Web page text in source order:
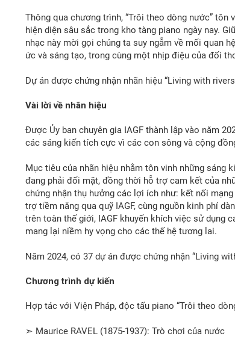
Thông qua chương trình, “Trôi theo dòng nước”
hiện diện sâu sắc trong kho tàng piano ngày nay.
nhạc này mời gọi chúng ta suy ngẫm về mối quan
ức và sáng tạo, trong cùng một nhịp điệu của đối
Dự án được chứng nhận nhãn hiệu “Living with
Vài lời về nhãn hiệu
Được Ủy ban chuyên gia IAGF thành lập vào năm
các sáng kiến tích cực vì các con sông và cộng
Mục tiêu của nhãn hiệu nhằm tôn vinh những
đang phải đối mặt, đồng thời hỗ trợ cam kết của
chứng nhận thụ hưởng các lợi ích như: kết nối
trợ tiềm năng qua quỹ IAGF, cùng nguồn kinh phí
trên toàn thế giới, IAGF khuyến khích việc sử dụng
mang lại niềm hy vọng cho các thế hệ tương lai.
Năm 2024, có 37 dự án được chứng nhận “Living
Chương trình dự kiến
Hợp tác với Viện Pháp, độc tấu piano “Trôi theo
➣ Maurice RAVEL (1875-1937): Trò chơi của nước